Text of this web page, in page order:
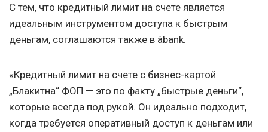
С тем, что кредитный лимит на счете является
идеальным инструментом доступа к быстрым
деньгам, соглашаются также в àbank.
«Кредитный лимит на счете с бизнес-картой
„Блакитна“ ФОП — это по факту „быстрые деньги“,
которые всегда под рукой. Он идеально подходит,
когда требуется оперативный доступ к деньгам или